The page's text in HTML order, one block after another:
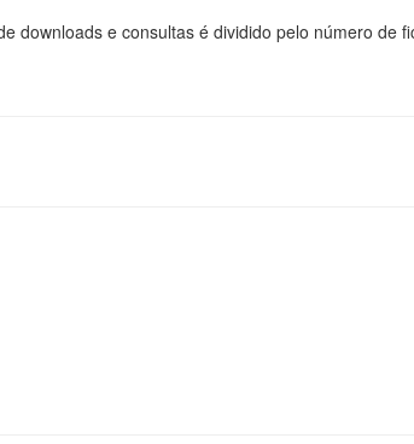
downloads e consultas é dividido pelo número de